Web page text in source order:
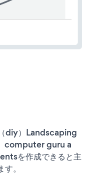
diy）Landscaping
computer guru a
を作成できると主
。